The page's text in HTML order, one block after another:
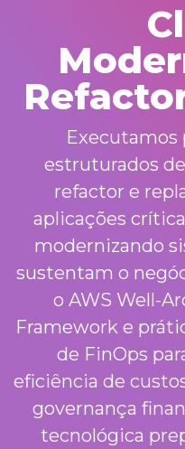
Executamos
estruturados
refactor e
aplicações
modernizando
sustentam o
o AWS Well-
Framework e
de FinOps
eficiência de
governança
tecnológica